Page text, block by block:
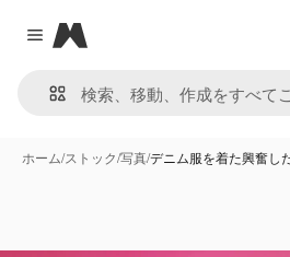
Close menu
Magnific
ホーム/ストック/写真/デニム服を着た興奮し